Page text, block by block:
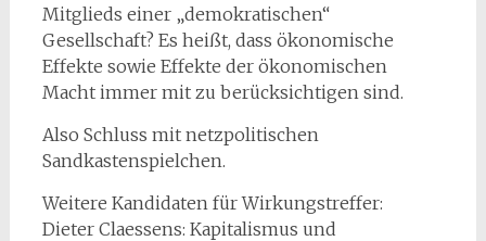
Mitglieds einer „demokratischen“
Gesellschaft? Es heißt, dass ökonomische
Effekte sowie Effekte der ökonomischen
Macht immer mit zu berücksichtigen sind.
Also Schluss mit netzpolitischen
Sandkastenspielchen.
Weitere Kandidaten für Wirkungstreffer:
Dieter Claessens: Kapitalismus und